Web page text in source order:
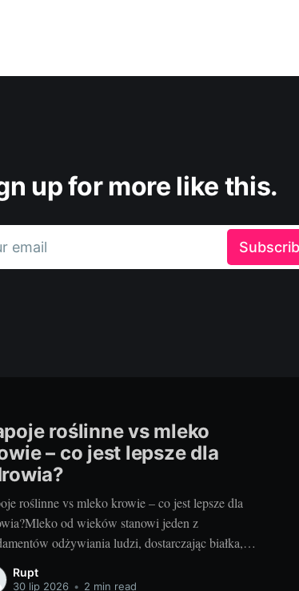
up for more like this.
email
roślinne vs mleko
– co jest lepsze dla
roślinne vs mleko krowie – co jest lepsze dla
od wieków stanowi jeden z
odżywiania ludzi, dostarczając białka,
i wielu innych cennych składników. Jednak w
dzisiejszej wiedzy dietetycznej oraz rosnącej
Rupt
30 lip 2026 • 2 min read